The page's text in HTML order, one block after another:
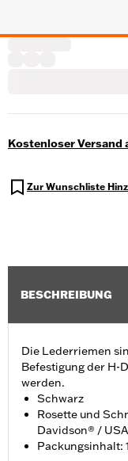
Kostenloser Versand
Zur Wunschliste
BESCHREIBUNG
Die Lederriemen
Befestigung der H-
werden.
Schwarz
Rosette und
Davidson® /
Packungsinhalt: